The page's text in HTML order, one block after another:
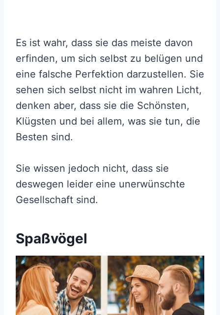
Es ist wahr, dass sie das meiste davon
erfinden, um sich selbst zu belügen und
eine falsche Perfektion darzustellen. Sie
sehen sich selbst nicht im wahren Licht,
denken aber, dass sie die Schönsten,
Klügsten und bei allem, was sie tun, die
Besten sind.
Sie wissen jedoch nicht, dass sie
deswegen leider eine unerwünschte
Gesellschaft sind.
Spaßvögel